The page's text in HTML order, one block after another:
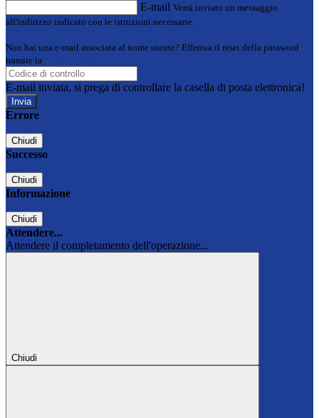
E-mail Verrà inviato un messaggio
all'indirizzo indicato con le istruzioni necessarie.
Non hai una e-mail associata al nome utente? Effettua il reset della password
tramite la
E-mail inviata, si prega di controllare la casella di posta elettronica!
Errore
Chiudi
Successo
Chiudi
Informazione
Chiudi
Attendere...
Attendere il completamento dell'operazione...
Chiudi